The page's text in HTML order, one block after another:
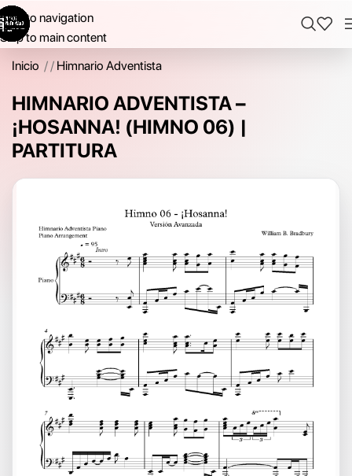
Skip to navigation
Skip to main content
Inicio / Himnario Adventista
HIMNARIO ADVENTISTA –
¡HOSANNA! (HIMNO 06) |
PARTITURA